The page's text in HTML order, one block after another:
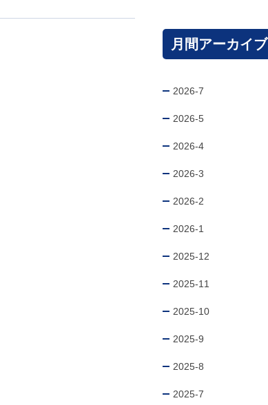
月間アーカイブ
2026-7
2026-5
2026-4
2026-3
2026-2
2026-1
2025-12
2025-11
2025-10
2025-9
2025-8
2025-7